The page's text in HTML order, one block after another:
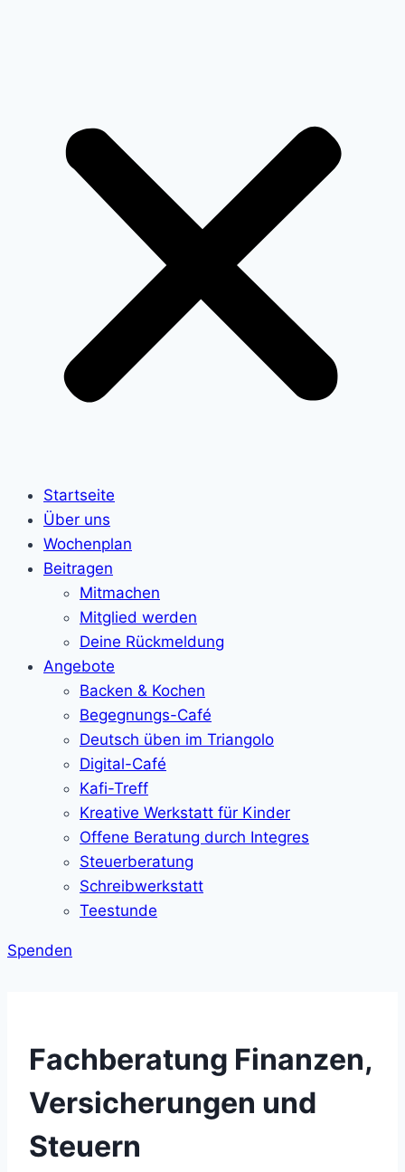
Startseite
Über uns
Wochenplan
Beitragen
Mitmachen
Mitglied werden
Deine Rückmeldung
Angebote
Backen & Kochen
Begegnungs-Café
Deutsch üben im Triangolo
Digital-Café
Kafi-Treff
Kreative Werkstatt für Kinder
Offene Beratung durch Integres
Steuerberatung
Schreibwerkstatt
Teestunde
Spenden
Fachberatung Finanzen,
Versicherungen und
Steuern